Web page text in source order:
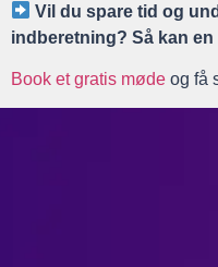
Vil du spare tid og
indberetning? Så kan
Book et gratis møde og få